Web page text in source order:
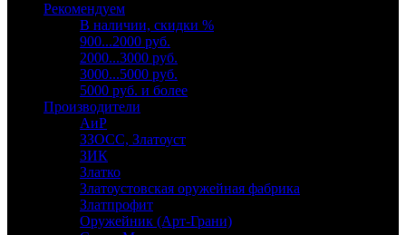
Рекомендуем
В наличии, скидки %
900...2000 руб.
2000...3000 руб.
3000...5000 руб.
5000 руб. и более
Производители
АиР
ЗЗОСС, Златоуст
ЗИК
Златко
Златоустовская оружейная фабрика
Златпрофит
Оружейник (Арт-Грани)